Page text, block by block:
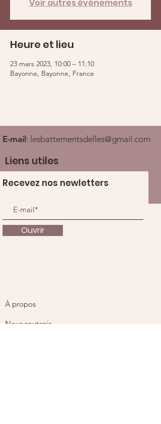
Voir autres événements
Heure et lieu
23 mars 2023, 10:00 – 11:10
Bayonne, Bayonne, France
E-mail : lesbattementsdelles@gmail.com
Liens utiles
À propos
Nous soutenir
Recevez nos newletters
Ouvrir